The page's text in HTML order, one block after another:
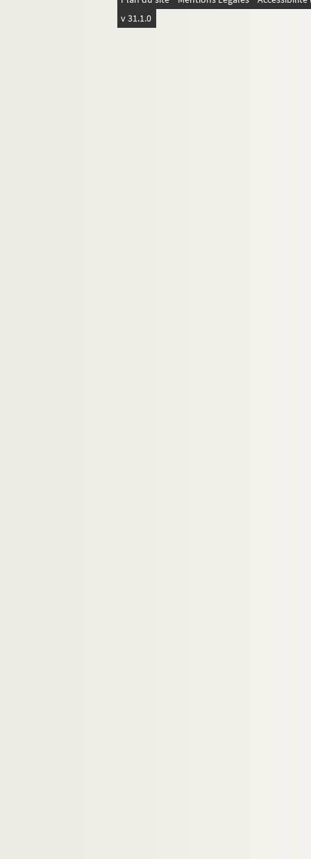
v 31.1.0